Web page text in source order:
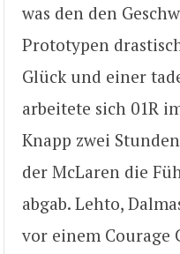
was den den
Prototypen
Glück und einer
arbeitete sich 01R
Knapp zwei
der McLaren die
abgab. Lehto,
vor einem Courage